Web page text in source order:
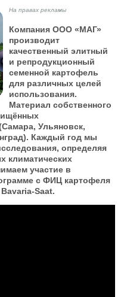
На правах рекламы
Компания ООО «МАГ»
производит
качественный элитный
и репродукционный
семенной картофель
для различных целей
использования.
Материал собственного
Ульяновск,
Каждый год мы
определяя
климатических
участие в
с ФИЦ картофеля
Saat.